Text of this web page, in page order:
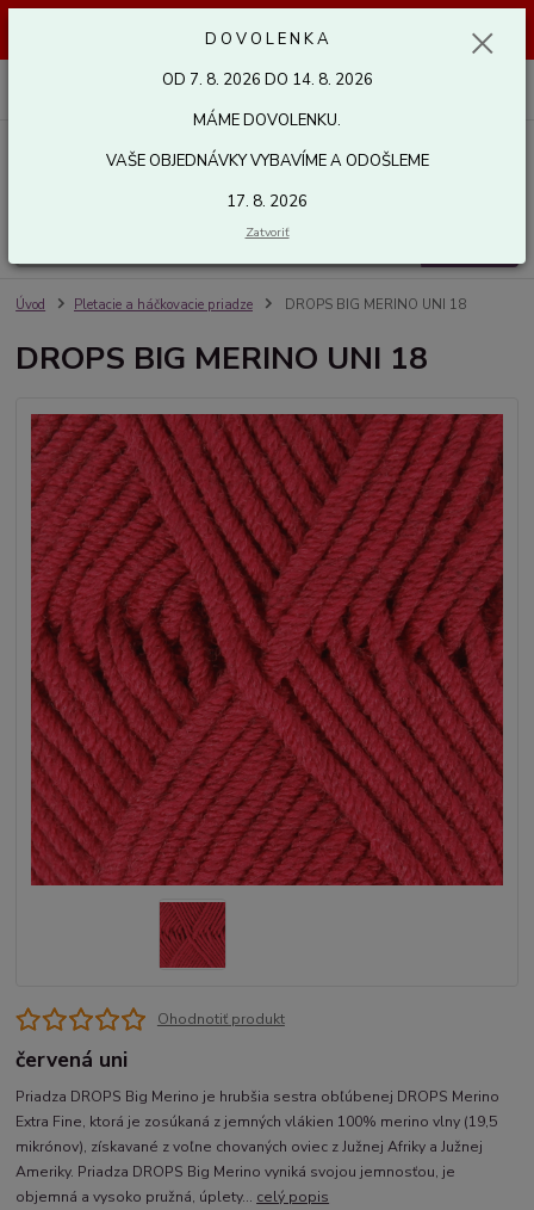
odošleme 17. 8. 2026. Ďakujeme.
Úvod Pletacie a háčkovacie priadze DROPS BIG MERINO UNI 18
DROPS BIG MERINO UNI 18
Ohodnotiť produkt
červená uni
Priadza DROPS Big Merino je hrubšia sestra obľúbenej DROPS Merino
Extra Fine, ktorá je zosúkaná z jemných vlákien 100% merino vlny (19,5
mikrónov), získavané z voľne chovaných oviec z Južnej Afriky a Južnej
Ameriky. Priadza DROPS Big Merino vyniká svojou jemnosťou, je
objemná a vysoko pružná, úplety... celý popis
D O V O L E N K A
OD 7. 8. 2026 DO 14. 8. 2026
MÁME DOVOLENKU.
VAŠE OBJEDNÁVKY VYBAVÍME A ODOŠLEME
17. 8. 2026
Zatvoriť